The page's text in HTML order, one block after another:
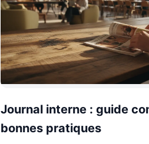
Journal interne : guide
bonnes pratiques